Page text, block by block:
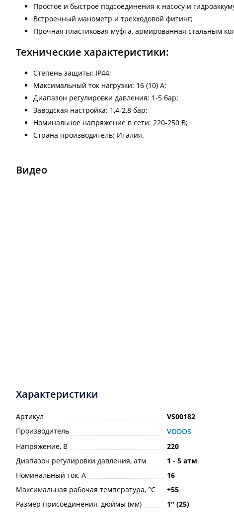
Простое и быстрое подсоединения к насосу и
Встроенный манометр и трехходовой фитинг;
Прочная пластиковая муфта, армированная стальным
Технические характеристики:
Степень защиты: IP44;
Максимальный ток нагрузки: 16 (10) А;
Диапазон регулировки давления: 1-5 бар;
Заводская настройка: 1,4-2,8 бар;
Номинальное напряжение в сети: 220-250 В;
Страна производитель: Италия.
Видео
Характеристики
Артикул
VS00182
Производитель
VODOS
Напряжение, В
220
Диапазон регулировки давления, атм
1 - 5 атм
Номинальный ток, А
16
Максимальная рабочая температура, °С
+55
Размер присоединения, дюймы (мм)
1ʺ (25)